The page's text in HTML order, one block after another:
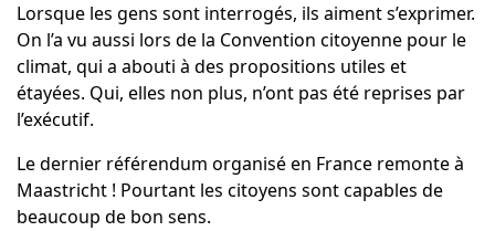
Lorsque les gens sont interrogés, ils aiment s’exprimer.
On l’a vu aussi lors de la Convention citoyenne pour le
climat, qui a abouti à des propositions utiles et
étayées. Qui, elles non plus, n’ont pas été reprises par
l’exécutif.
Le dernier référendum organisé en France remonte à
Maastricht ! Pourtant les citoyens sont capables de
beaucoup de bon sens.